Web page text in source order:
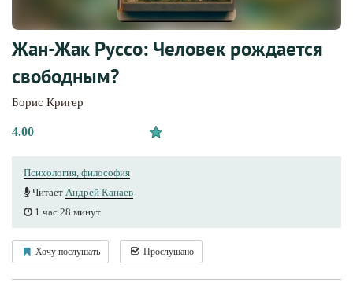
Жан-Жак Руссо: Человек рождается
свободным?
Борис Кригер
4.00
Психология, философия
Читает Андрей Канаев
1 час 28 минут
Хочу послушать Прослушано